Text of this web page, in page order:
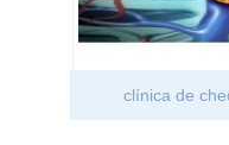
clínica de